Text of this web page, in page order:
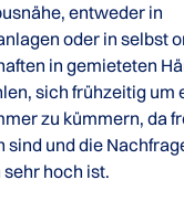
entweder in
oder in selbst
in gemieteten
sich frühzeitig um
zu kümmern, da
sind und die
hoch ist.